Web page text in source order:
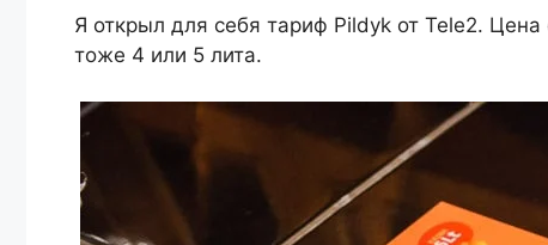
Я открыл для себя тариф Pildyk от Tele2.
тоже 4 или 5 лита.